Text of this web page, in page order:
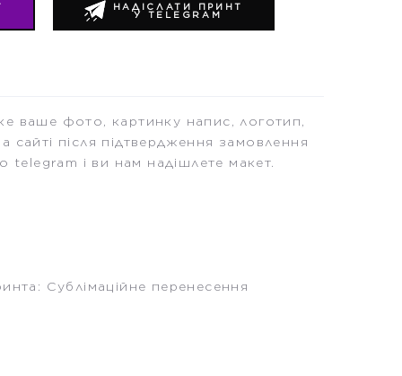
НАДІСЛАТИ ПРИНТ
У TELEGRAM
ваше фото, картинку напис, логотип,
сайті після підтвердження замовлення
і ви нам надішлете макет.
Сублімаційне перенесення